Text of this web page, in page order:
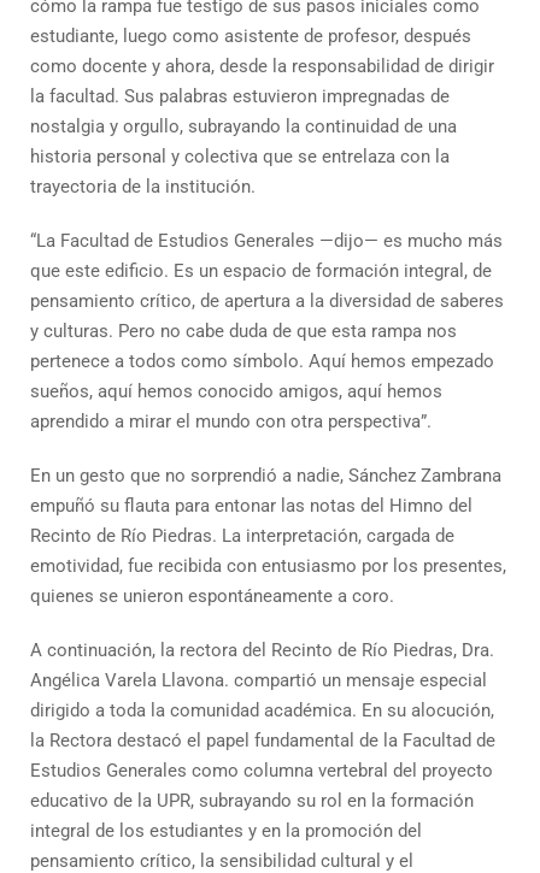
cómo la rampa fue testigo de sus pasos iniciales como
estudiante, luego como asistente de profesor, después
como docente y ahora, desde la responsabilidad de dirigir
la facultad. Sus palabras estuvieron impregnadas de
nostalgia y orgullo, subrayando la continuidad de una
historia personal y colectiva que se entrelaza con la
trayectoria de la institución.
“La Facultad de Estudios Generales —dijo— es mucho más
que este edificio. Es un espacio de formación integral, de
pensamiento crítico, de apertura a la diversidad de saberes
y culturas. Pero no cabe duda de que esta rampa nos
pertenece a todos como símbolo. Aquí hemos empezado
sueños, aquí hemos conocido amigos, aquí hemos
aprendido a mirar el mundo con otra perspectiva”.
En un gesto que no sorprendió a nadie, Sánchez Zambrana
empuñó su flauta para entonar las notas del Himno del
Recinto de Río Piedras. La interpretación, cargada de
emotividad, fue recibida con entusiasmo por los presentes,
quienes se unieron espontáneamente a coro.
A continuación, la rectora del Recinto de Río Piedras, Dra.
Angélica Varela Llavona. compartió un mensaje especial
dirigido a toda la comunidad académica. En su alocución,
la Rectora destacó el papel fundamental de la Facultad de
Estudios Generales como columna vertebral del proyecto
educativo de la UPR, subrayando su rol en la formación
integral de los estudiantes y en la promoción del
pensamiento crítico, la sensibilidad cultural y el